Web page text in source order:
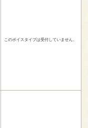
このボイスタイプは受付していません。